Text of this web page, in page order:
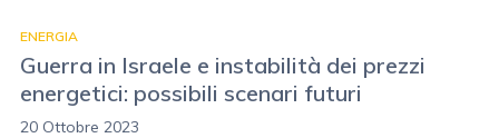
ENERGIA
Guerra in Israele e instabilità dei prezzi
energetici: possibili scenari futuri
20 Ottobre 2023